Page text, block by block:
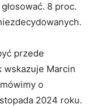
8 proc.
przede
wskazuje Marcin
o
2024 roku.